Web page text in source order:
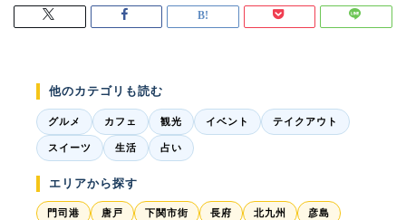
他のカテゴリも読む
グルメ カフェ 観光 イベント テイクアウト
スイーツ 生活 占い
エリアから探す
門司港 唐戸 下関市街 長府 北九州 彦島